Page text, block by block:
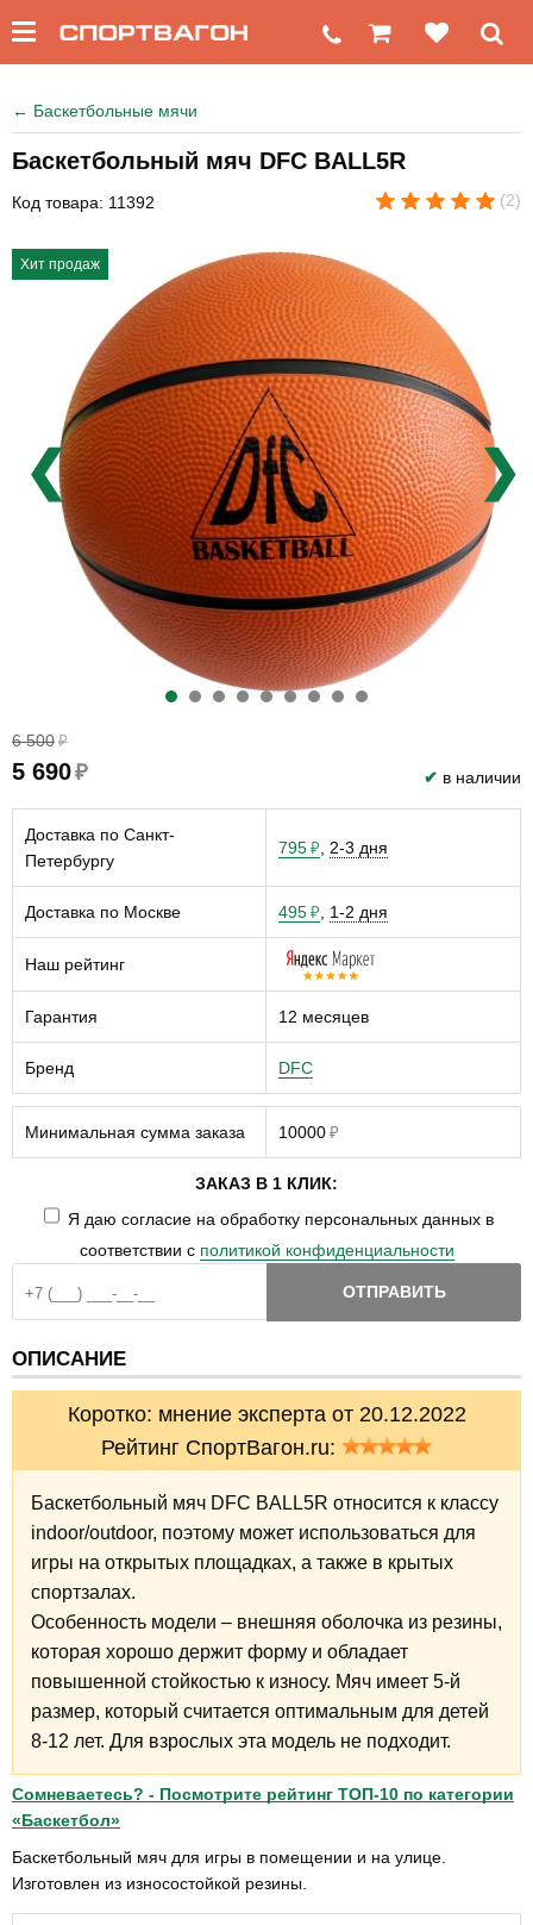
← Баскетбольные мячи
Баскетбольный мяч DFC BALL5R
Код товара: 11392 (2)
Хит продаж
❮ ❯
6 500 ₽
5 690₽ ✔ в наличии
Доставка по Санкт-
Петербургу
795 ₽ 2-3 дня
Доставка по Москве 495 ₽ 1-2 дня
Наш рейтинг
Гарантия 12 месяцев
Бренд DFC
Минимальная сумма заказа 10000 ₽
ЗАКАЗ В 1 КЛИК:
Я даю согласие на обработку персональных данных в
соответствии с политикой конфиденциальности
ОТПРАВИТЬ
ОПИСАНИЕ
Коротко: мнение эксперта от 20.12.2022
Рейтинг СпортВагон.ru:
Баскетбольный мяч DFC BALL5R относится к классу
indoor/outdoor, поэтому может использоваться для
игры на открытых площадках, а также в крытых
спортзалах.
Особенность модели – внешняя оболочка из резины,
которая хорошо держит форму и обладает
повышенной стойкостью к износу. Мяч имеет 5-й
размер, который считается оптимальным для детей
8-12 лет. Для взрослых эта модель не подходит.
Сомневаетесь? - Посмотрите рейтинг ТОП-10 по категории
«Баскетбол»
Баскетбольный мяч для игры в помещении и на улице.
Изготовлен из износостойкой резины.